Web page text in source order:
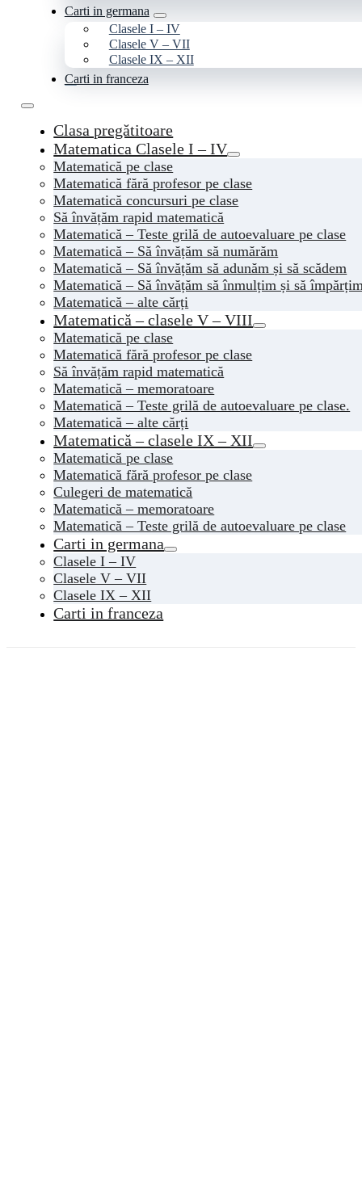
Carti in germana
Clasele I – IV
Clasele V – VII
Clasele IX – XII
Carti in franceza
Clasa pregătitoare
Matematica Clasele I – IV
Matematică pe clase
Matematică fără profesor pe clase
Matematică concursuri pe clase
Să învățăm rapid matematică
Matematică – Teste grilă de autoevaluare pe clase
Matematică – Să învățăm să numărăm
Matematică – Să învățăm să adunăm și să scădem
Matematică – Să învățăm să înmulțim și să
Matematică – alte cărți
Matematică – clasele V – VIII
Matematică pe clase
Matematică fără profesor pe clase
Să învățăm rapid matematică
Matematică – memoratoare
Matematică – Teste grilă de autoevaluare pe clase.
Matematică – alte cărți
Matematică – clasele IX – XII
Matematică pe clase
Matematică fără profesor pe clase
Culegeri de matematică
Matematică – memoratoare
Matematică – Teste grilă de autoevaluare pe clase
Carti in germana
Clasele I – IV
Clasele V – VII
Clasele IX – XII
Carti in franceza